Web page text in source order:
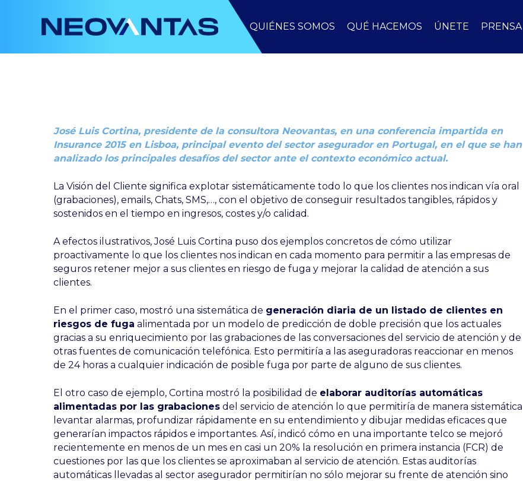
QUIÉNES SOMOS QUÉ HACEMOS ÚNETE PRENSA
José Luis Cortina, presidente de la consultora Neovantas, en una conferencia impartida en
Insurance 2015 en Lisboa, principal evento del sector asegurador en Portugal, en el que se han
analizado los principales desafíos del sector ante el contexto económico actual.
La Visión del Cliente significa explotar sistemáticamente todo lo que los clientes nos indican vía oral
(grabaciones), emails, Chats, SMS,…, con el objetivo de conseguir resultados tangibles, rápidos y
sostenidos en el tiempo en ingresos, costes y/o calidad.
A efectos ilustrativos, José Luis Cortina puso dos ejemplos concretos de cómo utilizar
proactivamente lo que los clientes nos indican en cada momento para permitir a las empresas de
seguros retener mejor a sus clientes en riesgo de fuga y mejorar la calidad de atención a sus
clientes.
En el primer caso, mostró una sistemática de generación diaria de un listado de clientes en
riesgos de fuga alimentada por un modelo de predicción de doble precisión que los actuales
gracias a su enriquecimiento por las grabaciones de las conversaciones del servicio de atención y de
otras fuentes de comunicación telefónica. Esto permitiría a las aseguradoras reaccionar en menos
de 24 horas a cualquier indicación de posible fuga por parte de alguno de sus clientes.
El otro caso de ejemplo, Cortina mostró la posibilidad de elaborar auditorías automáticas
alimentadas por las grabaciones del servicio de atención lo que permitiría de manera sistemática
levantar alarmas, profundizar rápidamente en su entendimiento y dibujar medidas eficaces que
generarían impactos rápidos e importantes. Así, indicó cómo en una importante telco se mejoró
recientemente en menos de un mes en casi un 20% la resolución en primera instancia (FCR) de
cuestiones por las que los clientes se aproximaban al servicio de atención. Estas auditorías
automáticas llevadas al sector asegurador permitirían no sólo mejorar su frente de atención sino